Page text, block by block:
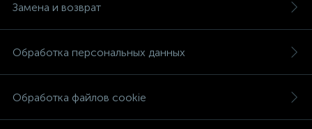
Замена и возврат
Обработка персональных данных
Обработка файлов cookie